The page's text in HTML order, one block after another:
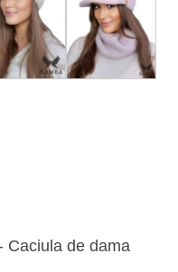
Caciula de dama